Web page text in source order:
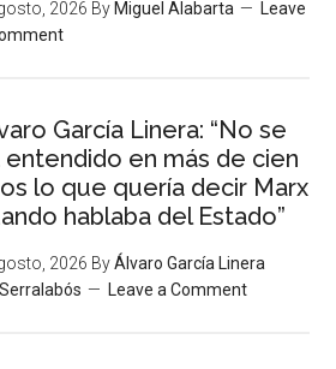
2026 By Miguel Alabarta
Leave
García Linera: “No se
entendido en más de cien
lo que quería decir Marx
hablaba del Estado”
2026 ByÁlvaro García Linera
Leave a Comment